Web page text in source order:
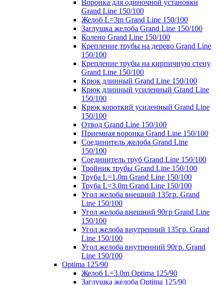
Воронка для одиночной установки
Grand Line 150/100
Желоб L=3m Grand Line 150/100
Заглушка желоба Grand Line 150/100
Колено Grand Line 150/100
Крепление трубы на дерево Grand Line
150/100
Крепление трубы на кирпичную стену
Grand Line 150/100
Крюк длинный Grand Line 150/100
Крюк длинный усиленный Grand Line
150/100
Крюк короткий усиленный Grand Line
150/100
Отвод Grand Line 150/100
Приемная воронка Grand Line 150/100
Соединитель желоба Grand Line
150/100
Соединитель труб Grand Line 150/100
Тройник трубы Grand Line 150/100
Труба L=1.0m Grand Line 150/100
Труба L=3.0m Grand Line 150/100
Угол желоба внешний 135гр. Grand
Line 150/100
Угол желоба внешний 90гр Grand Line
150/100
Угол желоба внутренний 135гр. Grand
Line 150/100
Угол желоба внутренний 90гр. Grand
Line 150/100
Optima 125/90
Желоб L=3.0m Optima 125/90
Заглушка желоба Optima 125/90